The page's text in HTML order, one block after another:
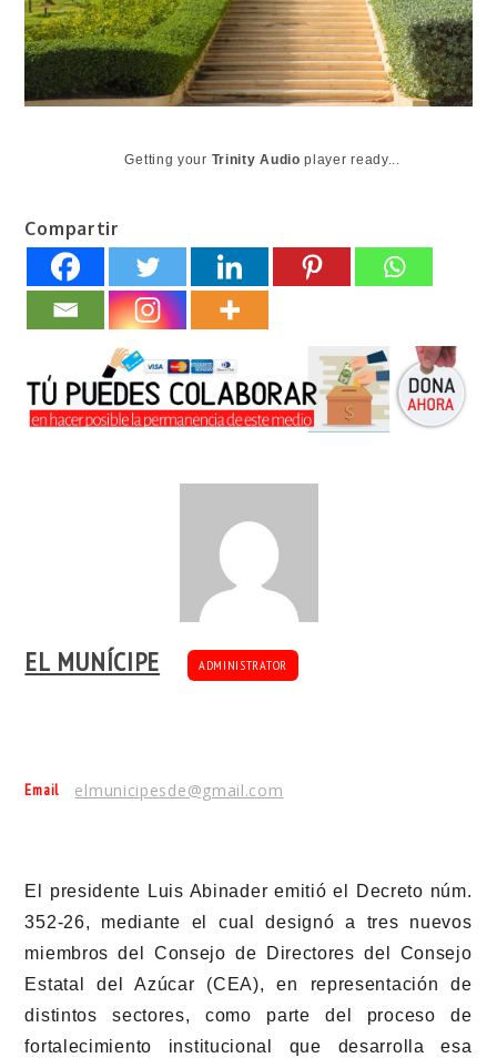
Getting your Trinity Audio player ready...
Compartir
EL MUNÍCIPE ADMINISTRATOR
Email elmunicipesde@gmail.com
El presidente Luis Abinader emitió el Decreto núm.
352-26, mediante el cual designó a tres nuevos
miembros del Consejo de Directores del Consejo
Estatal del Azúcar (CEA), en representación de
distintos sectores, como parte del proceso de
fortalecimiento institucional que desarrolla esa